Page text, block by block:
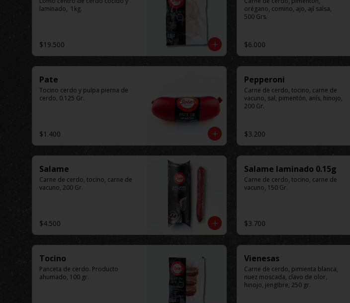
laminado,  1kg.
$19.500
orégano, comino, ajo, ají salsa,
500 Grs.
$6.000
Pate
Tocino cerdo y pulpa pierna de
cerdo, 0.125 Gr.
$1.400
Pepperoni
Carne de cerdo, tocino, carne de
vacuno, sal, pimentón, anís, hinojo,
200 Gr.
$3.200
Salame
Carne de cerdo, tocino, carne de
vacuno, 200 Gr.
$4.500
Salame laminado 0.15g
Carne de cerdo, tocino, carne de
vacuno, 150 Gr.
$3.700
Tocino
Panceta de cerdo. Producto
ahumado, 100 gr.
Vienesas
Carne de cerdo, pimienta blanca,
nuez moscada, clavo de olor,
hinojo, jengibre, 250 gr.